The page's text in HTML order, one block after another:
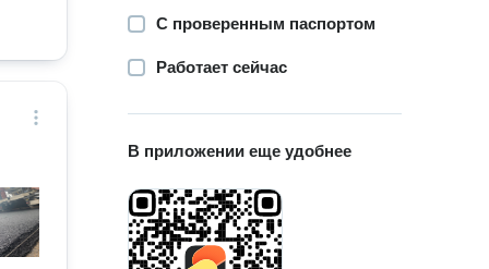
С проверенным паспортом
Работает сейчас
В приложении еще удобнее